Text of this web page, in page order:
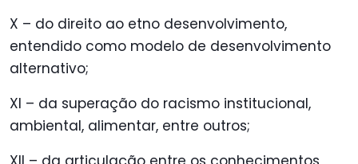
X – do direito ao etno desenvolvimento,
entendido como modelo de desenvolvimento
alternativo;
XI – da superação do racismo institucional,
ambiental, alimentar, entre outros;